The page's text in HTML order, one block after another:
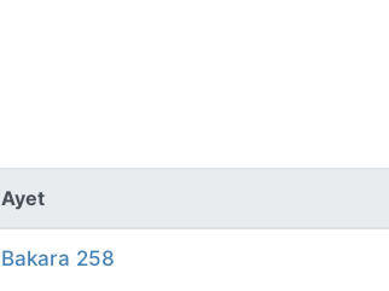
Ayet
Bakara 258